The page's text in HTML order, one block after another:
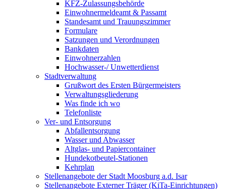
KFZ-Zulassungsbehörde
Einwohnermeldeamt & Passamt
Standesamt und Trauungszimmer
Formulare
Satzungen und Verordnungen
Bankdaten
Einwohnerzahlen
Hochwasser-/ Unwetterdienst
Stadtverwaltung
Grußwort des Ersten Bürgermeisters
Verwaltungsgliederung
Was finde ich wo
Telefonliste
Ver- und Entsorgung
Abfallentsorgung
Wasser und Abwasser
Altglas- und Papiercontainer
Hundekotbeutel-Stationen
Kehrplan
Stellenangebote der Stadt Moosburg a.d. Isar
Stellenangebote Externer Träger (KiTa-Einrichtungen)